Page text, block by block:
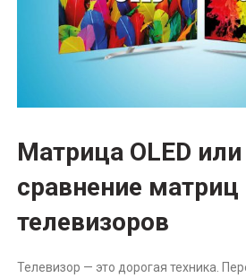
Матрица OLED или
сравнение матриц
телевизоров
Телевизор — это дорогая техника.